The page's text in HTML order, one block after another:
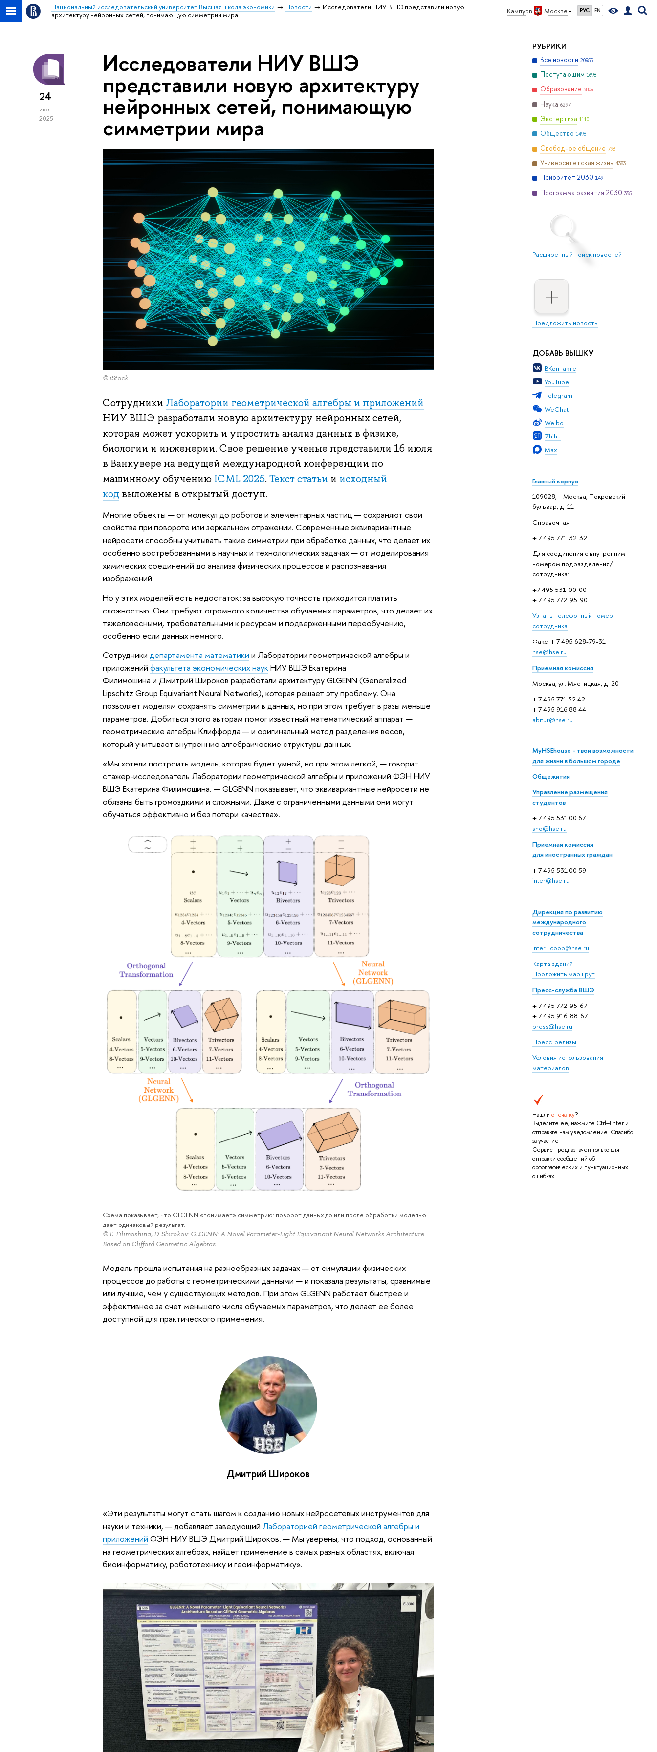
Кампус в Москве РУС EN
Национальный исследовательский университет Высшая школа экономики Новости
Исследователи НИУ ВШЭ представили новую
архитектуру нейронных сетей, понимающую симметрии мира
РУБРИКИ
Все новости 20955
Поступающим 1698
Образование 3809
Наука 6297
Экспертиза 1110
Общество 1498
Свободное общение 793
Университетская жизнь 4383
Приоритет 2030 149
Программа развития 2030 355
Расширенный поиск новостей
Предложить новость
ДОБАВЬ ВЫШКУ
ВКонтакте
YouTube
Telegram
WeChat
Weibo
Zhihu
Max
Главный корпус
109028, г. Москва, Покровский
бульвар, д. 11
Справочная:
+ 7 495 771-32-32
Для соединения с внутренним
номером подразделения/
сотрудника:
+7 495 531-00-00
+ 7 495 772-95-90
Узнать телефонный номер
сотрудника
Факс: + 7 495 628-79-31
hse@hse.ru
Приемная комиссия
Москва, ул. Мясницкая, д. 20
+ 7 495 771 32 42
+ 7 495 916 88 44
abitur@hse.ru
MyHSEhouse - твои возможности
для жизни в большом городе
Общежития
Управление размещения
студентов
+ 7 495 531 00 67
sho@hse.ru
Приемная комиссия
для иностранных граждан
+ 7 495 531 00 59
inter@hse.ru
Дирекция по развитию
международного
сотрудничества
inter_coop@hse.ru
Карта зданий
Проложить маршрут
Пресс-служба ВШЭ
+ 7 495 772-95-67
+ 7 495 916-88-67
press@hse.ru
Пресс-релизы
Условия использования
материалов
Нашли опечатку?
Выделите её, нажмите Ctrl+Enter и
отправьте нам уведомление. Спасибо
за участие!
Сервис предназначен только для
отправки сообщений об
орфографических и пунктуационных
ошибках.
24
июл
2025
Исследователи НИУ ВШЭ
представили новую архитектуру
нейронных сетей, понимающую
симметрии мира
© iStock
Сотрудники Лаборатории геометрической алгебры и приложений
НИУ ВШЭ разработали новую архитектуру нейронных сетей,
которая может ускорить и упростить анализ данных в физике,
биологии и инженерии. Свое решение ученые представили 16 июля
в Ванкувере на ведущей международной конференции по
машинному обучению ICML 2025. Текст статьи и исходный
код выложены в открытый доступ.
Многие объекты — от молекул до роботов и элементарных частиц — сохраняют свои
свойства при повороте или зеркальном отражении. Современные эквивариантные
нейросети способны учитывать такие симметрии при обработке данных, что делает их
особенно востребованными в научных и технологических задачах — от моделирования
химических соединений до анализа физических процессов и распознавания
изображений.
Но у этих моделей есть недостаток: за высокую точность приходится платить
сложностью. Они требуют огромного количества обучаемых параметров, что делает их
тяжеловесными, требовательными к ресурсам и подверженными переобучению,
особенно если данных немного.
Сотрудники департамента математики и Лаборатории геометрической алгебры и
приложений факультета экономических наукНИУ ВШЭ Екатерина
Филимошина и Дмитрий Широков разработали архитектуру GLGENN (Generalized
Lipschitz Group Equivariant Neural Networks), которая решает эту проблему. Она
позволяет моделям сохранять симметрии в данных, но при этом требует в разы меньше
параметров. Добиться этого авторам помог известный математический аппарат —
геометрические алгебры Клиффорда — и оригинальный метод разделения весов,
который учитывает внутренние алгебраические структуры данных.
«Мы хотели построить модель, которая будет умной, но при этом легкой, — говорит
стажер-исследователь Лаборатории геометрической алгебры и приложений ФЭН НИУ
ВШЭ Екатерина Филимошина. — GLGENN показывает, что эквивариантные нейросети не
обязаны быть громоздкими и сложными. Даже с ограниченными данными они могут
обучаться эффективно и без потери качества».
Схема показывает, что GLGENN «понимает» симметрию: поворот данных до или после обработки моделью
дает одинаковый результат.
© E. Filimoshina, D. Shirokov: GLGENN: A Novel Parameter-Light Equivariant Neural Networks Architecture
Based on Clifford Geometric Algebras
Модель прошла испытания на разнообразных задачах — от симуляции физических
процессов до работы с геометрическими данными — и показала результаты, сравнимые
или лучшие, чем у существующих методов. При этом GLGENN работает быстрее и
эффективнее за счет меньшего числа обучаемых параметров, что делает ее более
доступной для практического применения.
Дмитрий Широков
«Эти результаты могут стать шагом к созданию новых нейросетевых инструментов для
науки и техники, — добавляет заведующий Лабораторией геометрической алгебры и
приложений ФЭН НИУ ВШЭ Дмитрий Широков. — Мы уверены, что подход, основанный
на геометрических алгебрах, найдет применение в самых разных областях, включая
биоинформатику, робототехнику и геоинформатику».